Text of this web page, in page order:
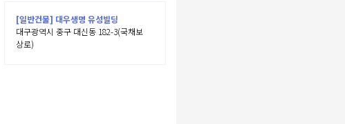
[일반건물] 대우생명 유성빌딩
대구광역시 중구 대신동 182-3(국채보
상로)